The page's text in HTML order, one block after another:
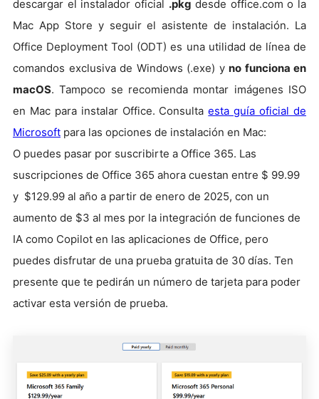
descargar el instalador oficial .pkg desde office.com o la
Mac App Store y seguir el asistente de instalación. La
Office Deployment Tool (ODT) es una utilidad de línea de
comandos exclusiva de Windows (.exe) y no funciona en
macOS. Tampoco se recomienda montar imágenes ISO
en Mac para instalar Office. Consultaesta guía oficial de
Microsoft para las opciones de instalación en Mac:
O puedes pasar por suscribirte a Office 365. Las
suscripciones de Office 365 ahora cuestan entre $ 99.99
y $129.99 al año a partir de enero de 2025, con un
aumento de $3 al mes por la integración de funciones de
IA como Copilot en las aplicaciones de Office, pero
puedes disfrutar de una prueba gratuita de 30 días. Ten
presente que te pedirán un número de tarjeta para poder
activar esta versión de prueba.